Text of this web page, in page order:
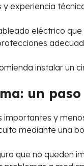
experiencia
eléctrico
instalar un
un
importantes y
mediante una
que no queden